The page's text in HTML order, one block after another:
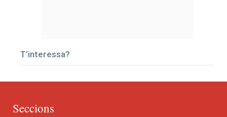
T’interessa?
Seccions